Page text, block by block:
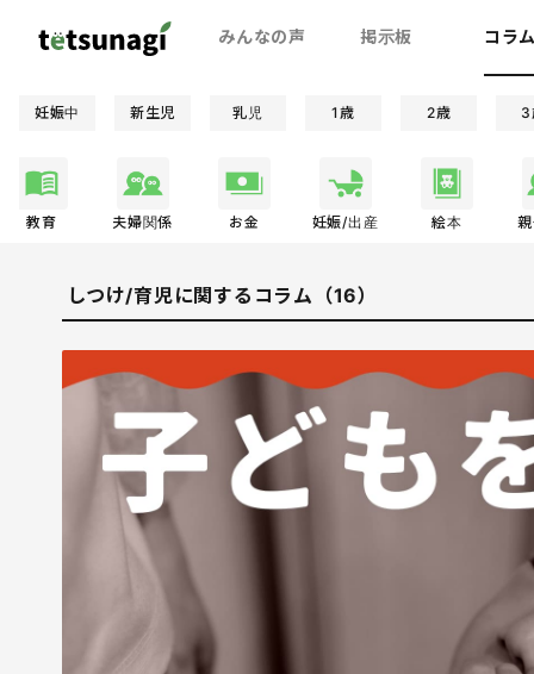
みんなの声 掲示板 コラ
妊娠中 新生児 乳児 1歳 2歳 3
教育 夫婦関係 お金 妊娠/出産 絵本
しつけ/育児に関するコラム（16）